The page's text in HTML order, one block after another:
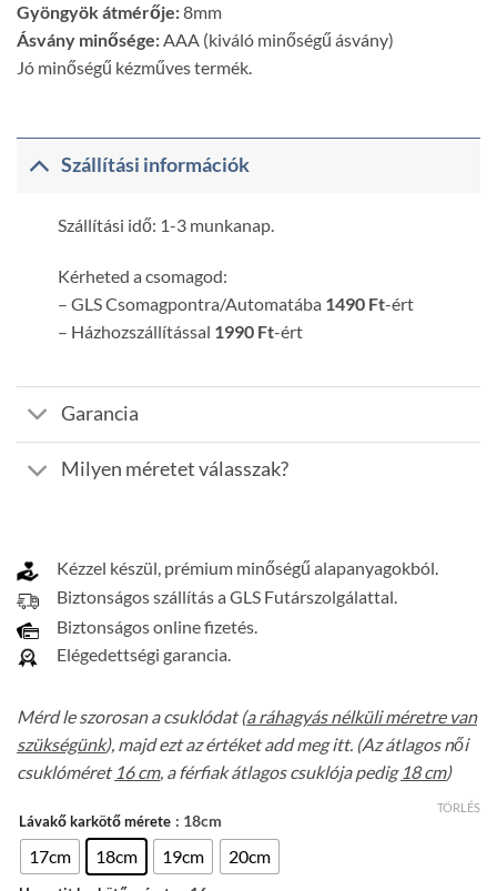
Gyöngyök átmérője:8mm
Ásvány minősége:AAA (kiváló minőségű ásvány)
Jó minőségű kézműves termék.
Szállítási információk
Szállítási idő: 1-3 munkanap.
Kérheted a csomagod:
– GLS Csomagpontra/Automatába 1490 Ft-ért
– Házhozszállítással 1990 Ft-ért
Garancia
Milyen méretet válasszak?
Kézzel készül, prémium minőségű alapanyagokból.
Biztonságos szállítás a GLS Futárszolgálattal.
Biztonságos online fizetés.
Elégedettségi garancia.
Mérd le szorosan a csuklódat (a ráhagyás nélküli méretre van
szükségünk), majd ezt az értéket add meg itt. (Az átlagos női
csuklóméret 16 cm, a férfiak átlagos csuklója pedig 18 cm)
Lávakő karkötő mérete : 18cm
17cm 18cm 19cm 20cm
TÖRLÉS